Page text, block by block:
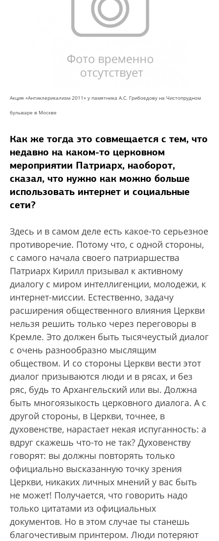
Акция «Антиклерикализм 2011» у памятника А.С. Грибоедову на Чистопрудном
бульваре в Москве
Как же тогда это совмещается с тем, что
недавно на каком-то церковном
мероприятии Патриарх, наоборот,
сказал, что нужно как можно больше
использовать интернет и социальные
сети?
Здесь и в самом деле есть какое-то серьезное
противоречие. Потому что, с одной стороны,
с самого начала своего патриаршества
Патриарх Кирилл призывал к активному
диалогу с миром интеллигенции, молодежи, к
интернет-миссии. Естественно, задачу
расширения общественного влияния Церкви
нельзя решить только через переговоры в
Кремле. Это должен быть тысячеустый диалог
с очень разнообразно мыслящим
обществом. И со стороны Церкви вести этот
диалог призываются люди и в рясах, и без
ряс, будь то Архангельский или вы. Должна
быть многоязыкость церковного диалога. А с
другой стороны, в Церкви, точнее, в
духовенстве, нарастает некая испуганность: а
вдруг скажешь что-то не так? Духовенству
говорят: вы должны повторять только
официально высказанную точку зрения
Церкви, никаких личных мнений у вас быть
не может! Получается, что говорить надо
только цитатами из официальных
документов. Но в этом случае ты станешь
благочестивым принтером. Люди потеряют